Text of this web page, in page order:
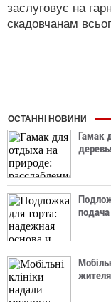
заслуговує на
скадовчанам
ОСТАННІ НОВИНИ
Гамак